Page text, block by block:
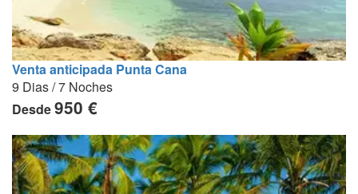
Venta anticipada Punta Cana
9 Dias / 7 Noches
Desde950 €